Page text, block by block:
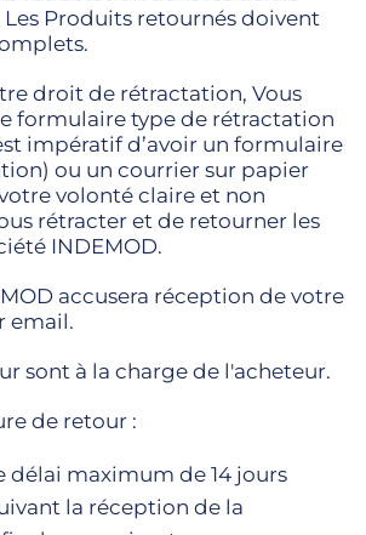
Produits retournés doivent
droit de rétractation, Vous
formulaire type de rétractation
impératif d’avoir un formulaire
ou un courrier sur papier
volonté claire et non
rétracter et de retourner les
INDEMOD.
accusera réception de votre
email.
sont à la charge de l'acheteur.
de retour :
délai maximum de 14 jours
la réception de la